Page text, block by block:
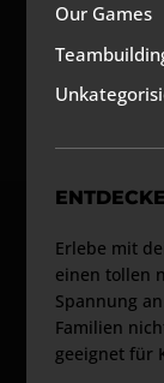
Our Games
Erlebe mit
einen tollen
Spannung
Familien
geeignet für